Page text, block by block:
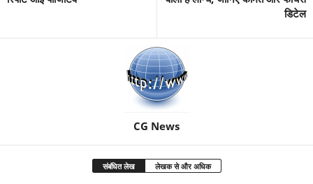
डिटेल
CG News
संबंधित लेख लेखक से और अधिक